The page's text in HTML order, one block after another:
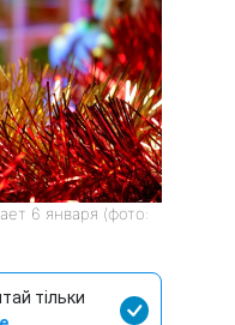
6 января (фото:
тільки